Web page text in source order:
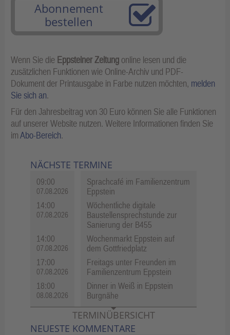
Abonnement
bestellen
Wenn Sie die Eppsteiner Zeitung online lesen und die
zusätzlichen Funktionen wie Online-Archiv und PDF-
Dokument der Printausgabe in Farbe nutzen möchten, melden
Sie sich an.
Für den Jahresbeitrag von 30 Euro können Sie alle Funktionen
auf unserer Website nutzen. Weitere Informationen finden Sie
imAbo-Bereich.
NÄCHSTE TERMINE
09:00
07.08.2026
Sprachcafé im Familienzentrum
Eppstein
14:00
07.08.2026
Wöchentliche digitale
Baustellensprechstunde zur
Sanierung der B455
14:00
07.08.2026
Wochenmarkt Eppstein auf
dem Gottfriedplatz
17:00
07.08.2026
Freitags unter Freunden im
Familienzentrum Eppstein
18:00
08.08.2026
Dinner in Weiß in Eppstein
Burgnähe
TERMINÜBERSICHT
NEUESTE KOMMENTARE